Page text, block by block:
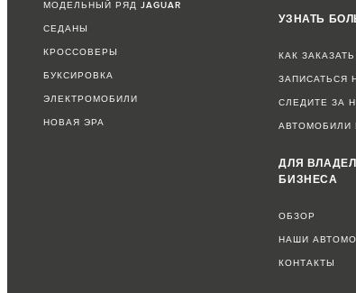
МОДЕЛЬНЫЙ РЯД JAGUAR
СЕДАНЫ
КРОССОВЕРЫ
БУКСИРОВКА
ЭЛЕКТРОМОБИЛИ
НОВАЯ ЭРА
УЗНАТЬ
КАК
ЗАПИСАТЬСЯ
СЛЕДИТЕ ЗА
АВТОМОБИЛИ
ДЛЯ
БИЗНЕСА
ОБЗОР
НАШИ
КОНТАКТЫ